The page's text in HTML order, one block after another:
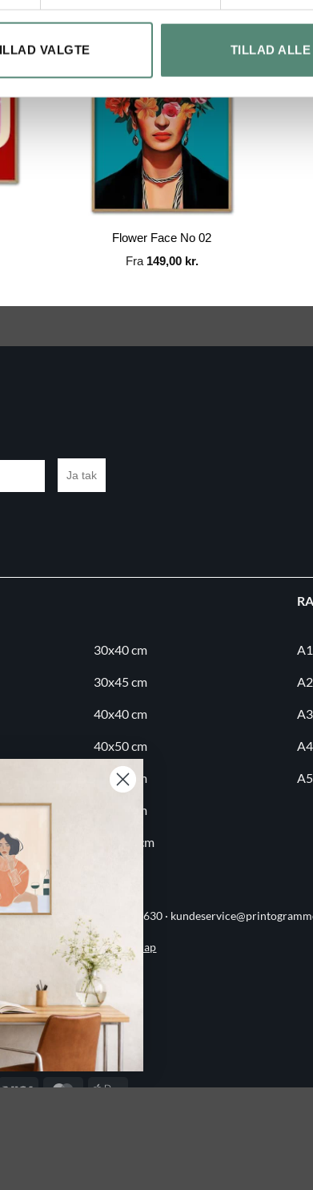
VALGTE TILLAD ALLE
Flower Face No 02
Fra 149,00 kr.
Ja tak
30x40 cm
30x45 cm
40x40 cm
40x50 cm
50x70 cm
60x80 cm
70x100 cm
40736166 · (+45) 8844 1630 ·
Privatlivspolitik·Sitemap
Printogrammer.dk
Visa MasterCard
Apple